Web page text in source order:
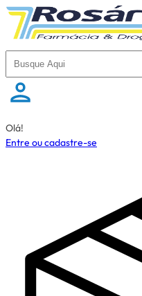
Olá!
Entre ou cadastre-se